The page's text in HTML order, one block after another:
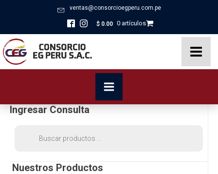
ventas@consorcioegperu.com.pe
$ 0.00 0 artículos
Ingresar Consulta
Nuestros Productos